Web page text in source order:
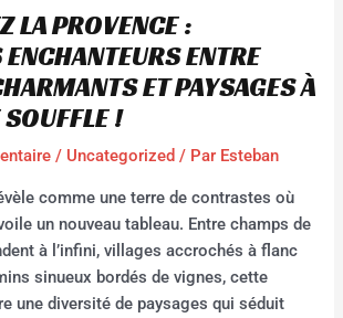
LA PROVENCE :
ENTRE
ET PAYSAGES À
!
/ Uncategorized / Par Esteban
comme une terre de contrastes où
un nouveau tableau. Entre champs de
à l’infini, villages accrochés à flanc
sinueux bordés de vignes, cette
une diversité de paysages qui séduit